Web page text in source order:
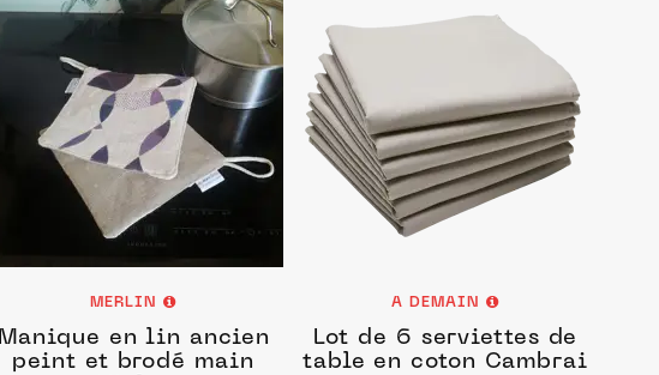
MERLIN
Manique en lin ancien
peint et brodé main
A DEMAIN
Lot de 6 serviettes de
table en coton Cambrai